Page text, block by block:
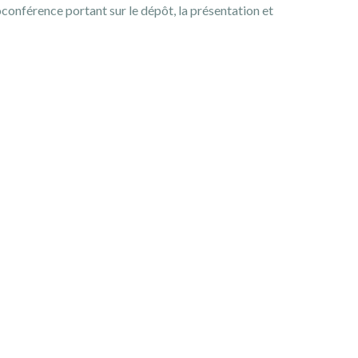
portant sur le dépôt, la présentation et